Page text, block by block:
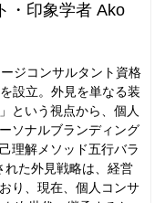
・印象学者 Ako
ジコンサルタント資格
設立。外見を単なる装
という視点から、個人
ソナルブランディング
理解メソッド五行バラ
れた外見戦略は、経営
り、現在、個人コンサ